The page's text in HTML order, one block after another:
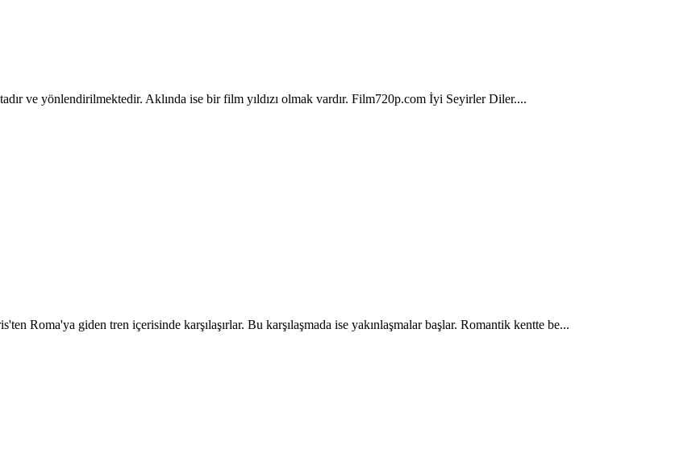
ve yönlendirilmektedir. Aklında ise bir film yıldızı olmak vardır. Film720p.com İyi Seyirler Diler....
Roma'ya giden tren içerisinde karşılaşırlar. Bu karşılaşmada ise yakınlaşmalar başlar. Romantik kentte be...